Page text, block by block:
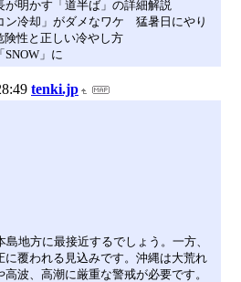
明かす「道半ば」の詳細解説
ン冷却」がダメなワケ 猛暑日にやり
険性と正しい冷やし方
」に
tenki.jp
島地方に最接近するでしょう。一方、
に覆われる見込みです。沖縄は大荒れ
波、高潮に厳重な警戒が必要です。